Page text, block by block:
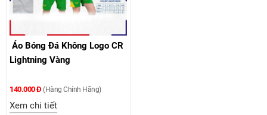
Áo Bóng Đá Không Logo CR
Lightning Vàng
140.000 Đ (Hàng Chính Hãng)
Xem chi tiết